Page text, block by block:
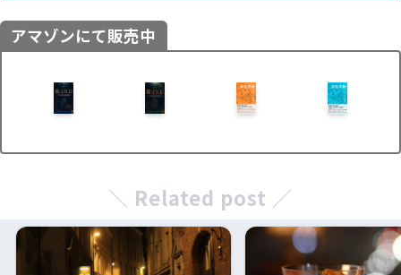
アマゾンにて販売中
＼ Related post ／